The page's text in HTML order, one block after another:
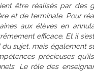
être réalisés par des
et de terminale. Pour
aux élèves en
efficace. Et il
sujet, mais également
précieuses
Le rôle des